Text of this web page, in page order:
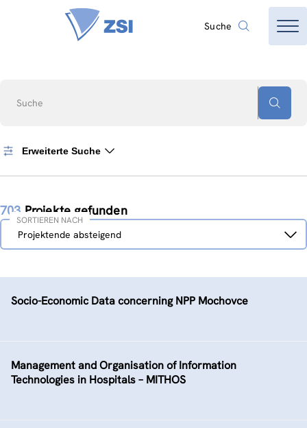
Suche
Suche
Erweiterte Suche
703 Projekte gefunden
Sortieren
nachProjektende absteigend
SORTIEREN NACH
Socio-Economic Data concerning NPP Mochovce
Management and Organisation of Information
Technologies in Hospitals – MITHOS